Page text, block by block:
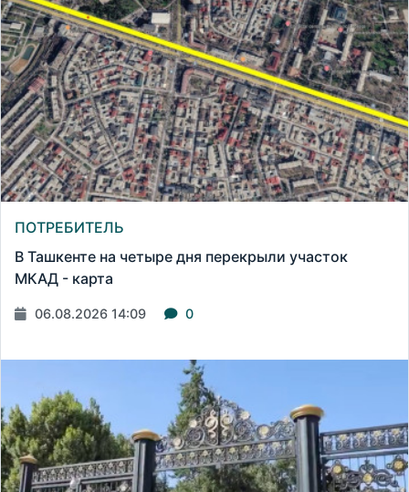
ПОТРЕБИТЕЛЬ
В Ташкенте на четыре дня перекрыли участок
МКАД - карта
06.08.2026 14:09 0